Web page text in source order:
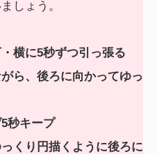
しょう。
横に5秒ずつ引っ張る
ら、後ろに向かってゆっ
秒キープ
くり円描くように後ろに